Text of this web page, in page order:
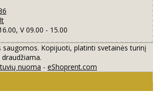
V 09.00 - 15.00
saugomos. Kopijuoti, platinti svetainės turinį
nuoma - eShoprent.com